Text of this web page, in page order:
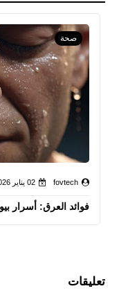
صحة
fovtech 02 يناير 2026
فوائد العرق: أسرار
تعليقات